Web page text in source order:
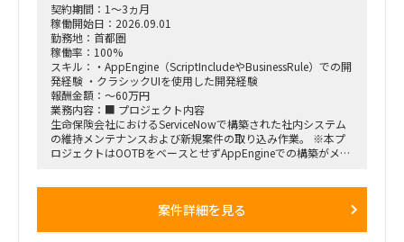
・調査・分析結果の構造化および資料化
・費用対効果の試算、ロードマップ策定
・下位メンバーのリードおよびタスク管理
・幹部層向け報告資料の作成、プレゼンテーション支援
■契約条件
・参画期間：2026年10月1日～2026年12月28日
または2027年1月31日まで
・稼働率：100％想定
■勤務地・働き方
・勝田への訪問頻度は週によって変動
4日程度の出張が発生する可能性あり
契約期間：1～3ヵ月
稼働開始日：2026.09.01
勤務地：首都圏
稼働率：100%
スキル：・AppEngine（ScriptIncludeやBusinessRule）での開
発経験 ・クラシックUIを使用した開発経験
報酬金額：～60万円
業務内容：■ プロジェクト内容
生命保険会社におけるServiceNowで構築された社内システム
の維持メンテナンスおよび新規案件の取り込み作業。 ※本プ
ロジェクトはOOTBをベースとせずAppEngineでの構築がメイ
・9/1～（※可能ならば８月中からのジョインを希望）
案件詳細を見る